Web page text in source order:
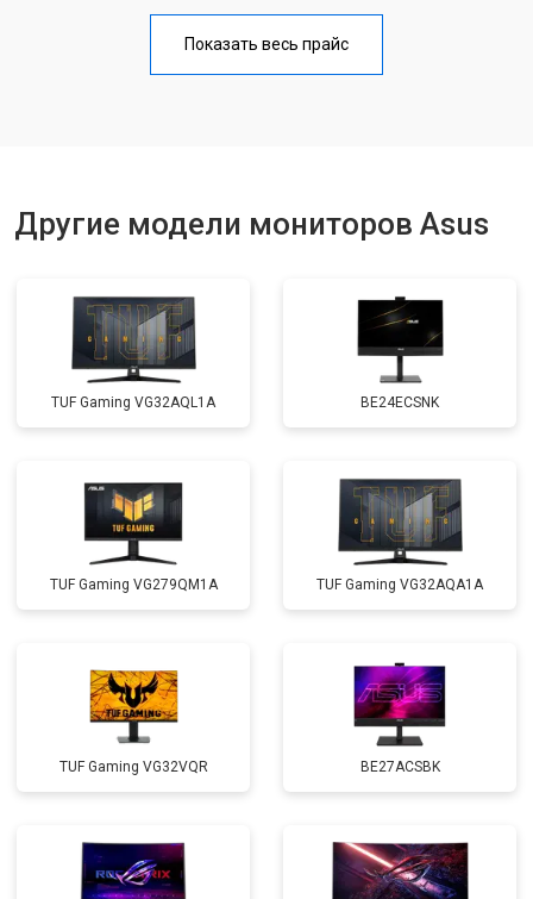
Показать весь прайс
Другие модели мониторов Asus
TUF Gaming VG32AQL1A BE24ECSNK
TUF Gaming VG279QM1A TUF Gaming VG32AQA1A
TUF Gaming VG32VQR BE27ACSBK